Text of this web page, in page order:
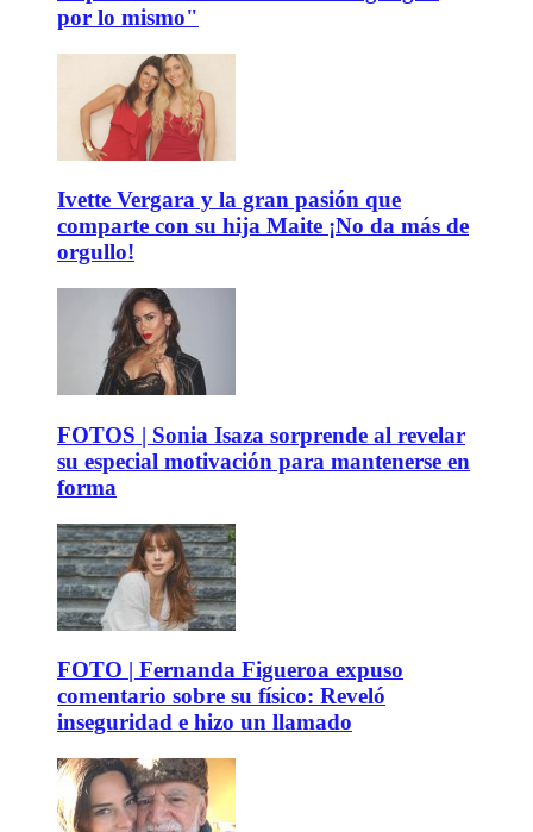
por lo mismo"
Ivette Vergara y la gran pasión que
comparte con su hija Maite ¡No da más de
orgullo!
FOTOS | Sonia Isaza sorprende al revelar
su especial motivación para mantenerse en
forma
FOTO | Fernanda Figueroa expuso
comentario sobre su físico: Reveló
inseguridad e hizo un llamado